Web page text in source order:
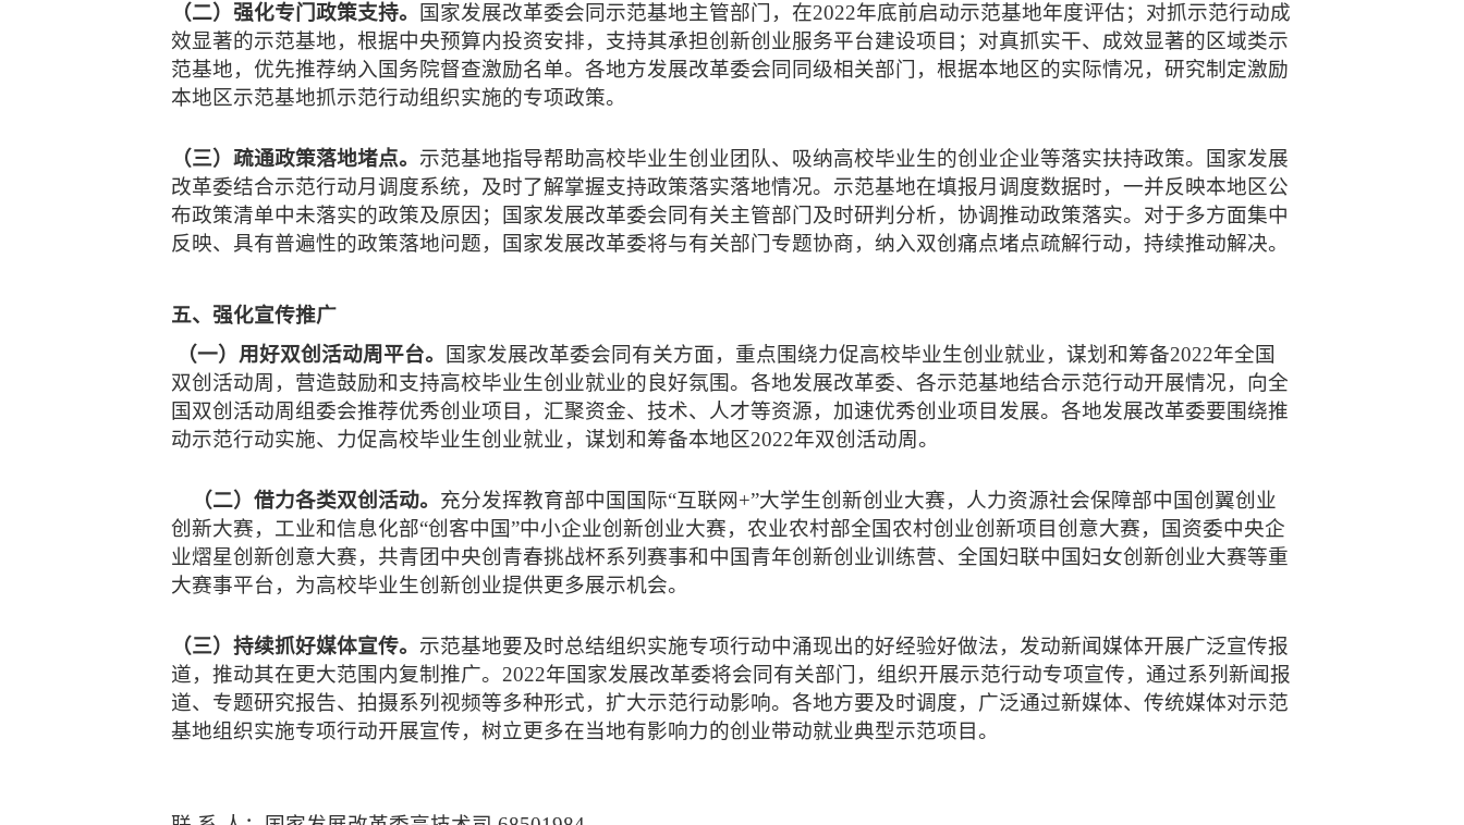
（二）强化专门政策支持。
国家发展改革委会同示范基地主管部门，在2022年底前启动示范基地年度评估；对抓示范行动成
效显著的示范基地，根据中央预算内投资安排，支持其承担创新创业服务平台建设项目；对真抓实干、成效显著的区域类示
范基地，优先推荐纳入国务院督查激励名单。各地方发展改革委会同同级相关部门，根据本地区的实际情况，研究制定激励
本地区示范基地抓示范行动组织实施的专项政策。
（三）疏通政策落地堵点。 示范基地指导帮助高校毕业生创业团队、吸纳高校毕业生的创业企业等落实扶持政策。国家发展
改革委结合示范行动月调度系统，及时了解掌握支持政策落实落地情况。示范基地在填报月调度数据时，一并反映本地区公
布政策清单中未落实的政策及原因；国家发展改革委会同有关主管部门及时研判分析，协调推动政策落实。对于多方面集中
反映、具有普遍性的政策落地问题，国家发展改革委将与有关部门专题协商，纳入双创痛点堵点疏解行动，持续推动解决。
五、强化宣传推广
（一）用好双创活动周平台。
国家发展改革委会同有关方面，重点围绕力促高校毕业生创业就业，谋划和筹备2022年全国
双创活动周，营造鼓励和支持高校毕业生创业就业的良好氛围。各地发展改革委、各示范基地结合示范行动开展情况，向全
国双创活动周组委会推荐优秀创业项目，汇聚资金、技术、人才等资源，加速优秀创业项目发展。各地发展改革委要围绕推
动示范行动实施、力促高校毕业生创业就业，谋划和筹备本地区2022年双创活动周。
（二）借力各类双创活动。 充分发挥教育部中国国际“互联网+”大学生创新创业大赛，人力资源社会保障部中国创翼创业
创新大赛，工业和信息化部“创客中国”中小企业创新创业大赛，农业农村部全国农村创业创新项目创意大赛，国资委中央企
业熠星创新创意大赛，共青团中央创青春挑战杯系列赛事和中国青年创新创业训练营、全国妇联中国妇女创新创业大赛等重
大赛事平台，为高校毕业生创新创业提供更多展示机会。
（三）持续抓好媒体宣传。 示范基地要及时总结组织实施专项行动中涌现出的好经验好做法，发动新闻媒体开展广泛宣传报
道，推动其在更大范围内复制推广。2022年国家发展改革委将会同有关部门，组织开展示范行动专项宣传，通过系列新闻报
道、专题研究报告、拍摄系列视频等多种形式，扩大示范行动影响。各地方要及时调度，广泛通过新媒体、传统媒体对示范
基地组织实施专项行动开展宣传，树立更多在当地有影响力的创业带动就业典型示范项目。